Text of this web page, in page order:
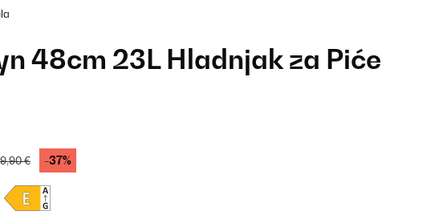
48cm 23L Hladnjak za Piće
€ -37%